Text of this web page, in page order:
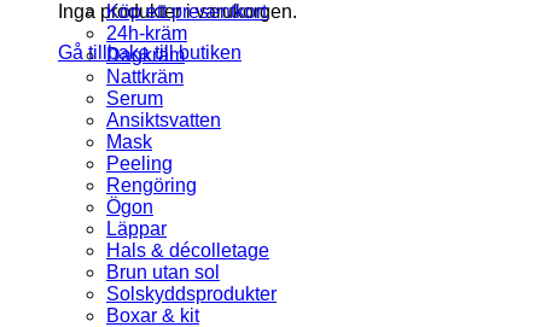
Inga produkter i varukorgen.
Gå tillbaka till butiken
Köp ett presentkort
24h-kräm
Dagkräm
Nattkräm
Serum
Ansiktsvatten
Mask
Peeling
Rengöring
Ögon
Läppar
Hals & décolletage
Brun utan sol
Solskyddsprodukter
Boxar & kit